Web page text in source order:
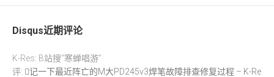
Disqus近期评论
K-Res: B站搜“寒蝉唱游”
评:
记一下最近阵亡的M大PD245v3焊笔故障排查修复过程 – K-Re